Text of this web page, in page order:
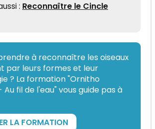
: Reconnaître le Cincle
à reconnaître les oiseaux
par leurs formes et leur
? La formation "Ornitho
fil de l'eau" vous guide pas à
LA FORMATION